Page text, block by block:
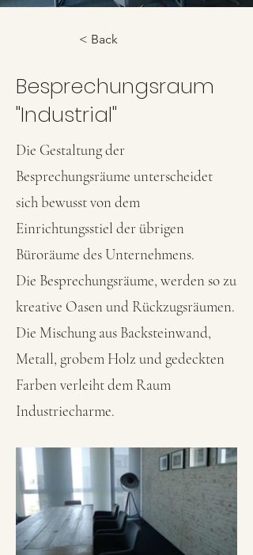
< Back
Besprechungsraum
"Industrial"
Die Gestaltung der
Besprechungsräume unterscheidet
sich bewusst von dem
Einrichtungsstiel der übrigen
Büroräume des Unternehmens.
Die Besprechungsräume, werden so zu
kreative Oasen und Rückzugsräumen.
Die Mischung aus Backsteinwand,
Metall, grobem Holz und gedeckten
Farben verleiht dem Raum
Industriecharme.